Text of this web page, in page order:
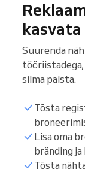
Suurenda
silma paista.
Tõsta
Lisa oma
bränding ja
Tõsta